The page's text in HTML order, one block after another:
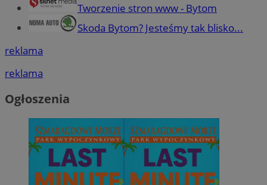
Tworzenie stron www - Bytom
Skoda Bytom? Jesteśmy tak blisko...
reklama
reklama
Ogłoszenia